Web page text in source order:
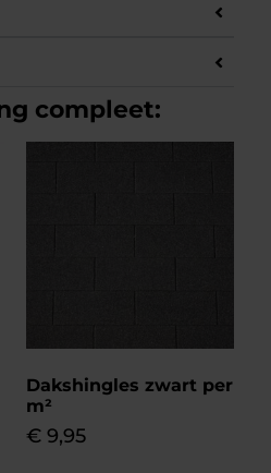
compleet:
Dakshingles zwart per
m²
€ 9,95